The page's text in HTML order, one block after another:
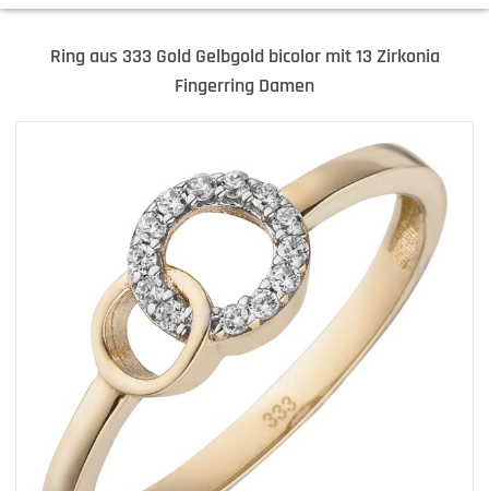
Ring aus 333 Gold Gelbgold bicolor mit 13 Zirkonia
Fingerring Damen